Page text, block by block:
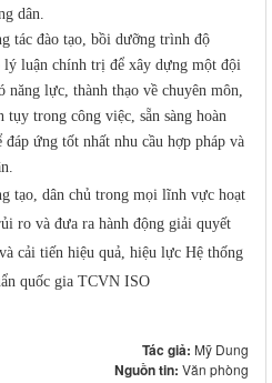
dân
tác đào tạo, bồi dưỡng trình độ
luận chính trị để xây dựng một đội
năng lực, thành thạo về chuyên môn,
tụy trong công việc, sẵn sàng hoàn
ứng tốt nhất nhu cầu hợp pháp và
tạo, dân chủ trong mọi lĩnh vực hoạt
ro và đưa ra hành động giải quyết
cải tiến hiệu quả, hiệu lực Hệ thống
quốc gia TCVN ISO
Tác giả: Mỹ Dung
Nguồn tin: Văn phòng